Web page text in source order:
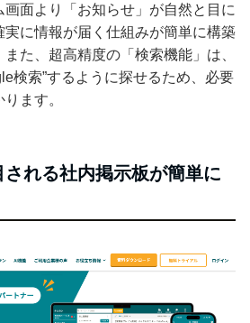
面より「お知らせ」が自然と目に
実に情報が届く仕組みが簡単に構築
た、超高精度の「検索機能」は、
検索”するように探せるため、必要
ます。
される社内掲示板が簡単に